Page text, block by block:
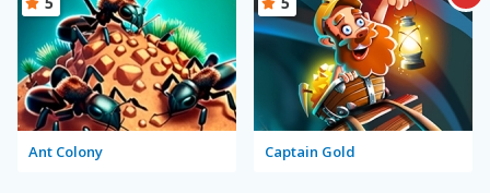
Ant Colony Captain Gold